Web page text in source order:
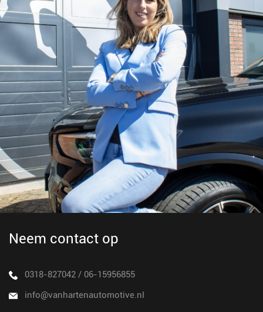
Neem contact op
0318-827042 / 06-15956855
info@vanhartenautomotive.nl